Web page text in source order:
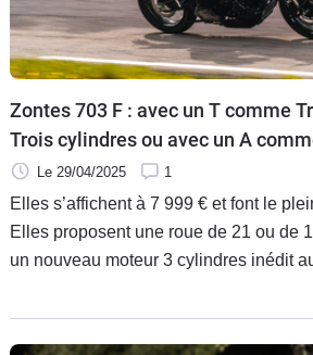
Zontes 703 F : avec un T comme
Trois cylindres ou avec un A
découvrir et Attachante ?
Le 29/04/2025 1
Elles s’affichent à 7 999 € et font le
Elles proposent une roue de 21 ou de
un nouveau moteur 3 cylindres inédit
dans le monde du trail. Elles, ce sont
Découverte.